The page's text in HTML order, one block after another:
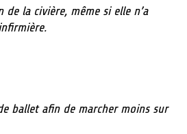
de la civière, même si elle n’a
ballet afin de marcher moins sur